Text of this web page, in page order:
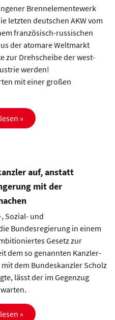
Brennelementewerk
letzten deutschen AKW vom
französisch-russischen
der atomare Weltmarkt
zur Drehscheibe der west-
werden!
mit einer großen
»
auf, anstatt
mit der
Sozial- und
Bundesregierung in einem
Gesetz zur
dem so genannten Kanzler-
dem Bundeskanzler Scholz
lässt der im Gegenzug
»